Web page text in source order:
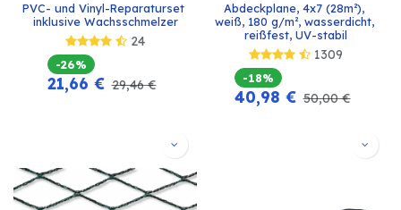
PVC- und Vinyl-Reparaturset
inklusive Wachsschmelzer
24
-26%
21,66 € 29,46€
Abdeckplane, 4x7 (28m²),
weiß, 180 g/m², wasserdicht,
reißfest, UV-stabil
1309
-18%
40,98 € 50,00€